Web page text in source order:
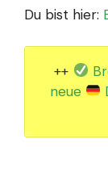
Du bist hier:
++
neue